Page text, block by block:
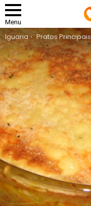
Menu
You are here:
Iguaria Pratos Principais